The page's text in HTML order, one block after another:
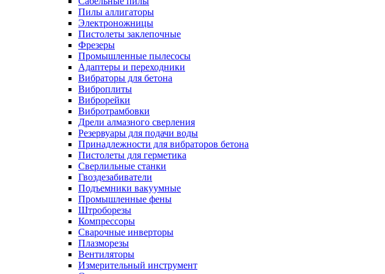
Пилы аллигаторы
Электроножницы
Пистолеты заклепочные
Фрезеры
Промышленные пылесосы
Адаптеры и переходники
Вибраторы для бетона
Виброплиты
Виброрейки
Вибротрамбовки
Дрели алмазного сверления
Резервуары для подачи воды
Принадлежности для вибраторов бетона
Пистолеты для герметика
Сверлильные станки
Гвоздезабиватели
Подъемники вакуумные
Промышленные фены
Штроборезы
Компрессоры
Сварочные инверторы
Плазморезы
Вентиляторы
Измерительный инструмент